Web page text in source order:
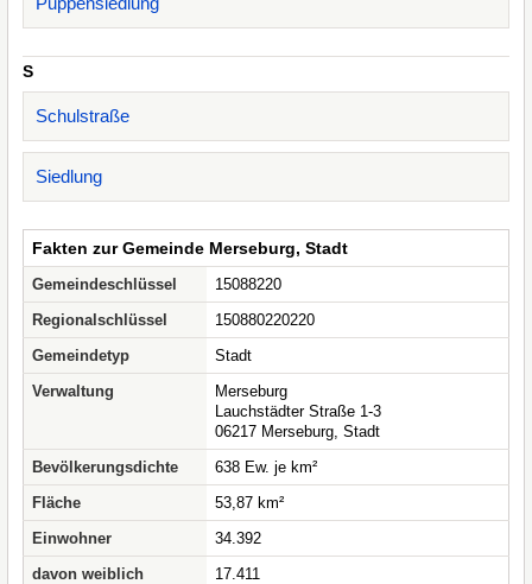
S
Schulstraße
Siedlung
Fakten zur Gemeinde Merseburg, Stadt
Gemeindeschlüssel
15088220
Regionalschlüssel
150880220220
Gemeindetyp
Stadt
Verwaltung
Merseburg
Lauchstädter Straße 1-3
06217 Merseburg, Stadt
Bevölkerungsdichte
638 Ew. je km²
Fläche
53,87 km²
Einwohner
34.392
davon weiblich
17.411